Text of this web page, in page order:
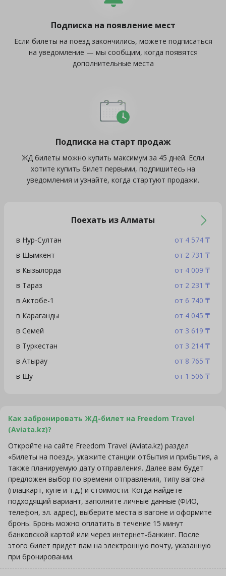
Подписка на появление мест
Если билеты на поезд закончились, можете подписаться
на уведомление — мы сообщим, когда появятся
дополнительные места
Подписка на старт продаж
ЖД билеты можно купить максимум за 45 дней. Если
хотите купить билет первыми, подпишитесь на
уведомления и узнайте, когда стартуют продажи.
Поехать из Алматы
в Нур-Султан
от 4 574 ₸
в Шымкент
от 2 731 ₸
в Кызылорда
от 4 009 ₸
в Тараз
от 2 231 ₸
в Актобе-1
от 6 740 ₸
в Караганды
от 4 045 ₸
в Семей
от 3 619 ₸
в Туркестан
от 3 214 ₸
в Атырау
от 8 765 ₸
в Шу
от 1 506 ₸
Как забронировать ЖД-билет на Freedom Travel
(Aviata.kz)?
Откройте на сайте Freedom Travel (Aviata.kz) раздел
«Билеты на поезд», укажите станции отбытия и прибытия, а
также планируемую дату отправления. Далее вам будет
предложен выбор по времени отправления, типу вагона
(плацкарт, купе и т.д.) и стоимости. Когда найдете
подходящий вариант, заполните личные данные (ФИО,
телефон, эл. адрес), выберите места в вагоне и оформите
бронь. Бронь можно оплатить в течение 15 минут
банковской картой или через интернет-банкинг. После
этого билет придет вам на электронную почту, указанную
при бронировании.